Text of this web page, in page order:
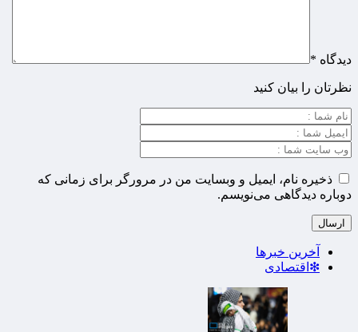
دیدگاه *
نظرتان را بیان کنید
ذخیره نام، ایمیل و وبسایت من در مرورگر برای زمانی که
دوباره دیدگاهی می‌نویسم.
آخرین خبرها
❇اقتصادی